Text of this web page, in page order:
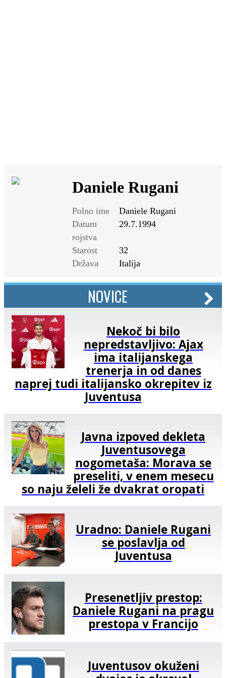
Daniele Rugani
Polno ime
Daniele Rugani
Datum
rojstva
29.7.1994
Starost
32
Država
Italija
NOVICE
Nekoč bi bilo
nepredstavljivo: Ajax
ima italijanskega
trenerja in od danes
naprej tudi italijansko okrepitev iz
Juventusa
Javna izpoved dekleta
Juventusovega
nogometaša: Morava se
preseliti, v enem mesecu
so naju želeli že dvakrat oropati
Uradno: Daniele Rugani
se poslavlja od
Juventusa
Presenetljiv prestop:
Daniele Rugani na pragu
prestopa v Francijo
Juventusov okuženi